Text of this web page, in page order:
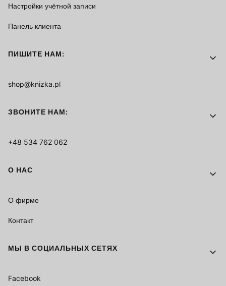
Настройки учётной записи
Панель клиента
ПИШИТЕ НАМ:
shop@knizka.pl
ЗВОНИТЕ НАМ:
+48 534 762 062
О НАС
О фирме
Контакт
МЫ В СОЦИАЛЬНЫХ СЕТЯХ
Facebook